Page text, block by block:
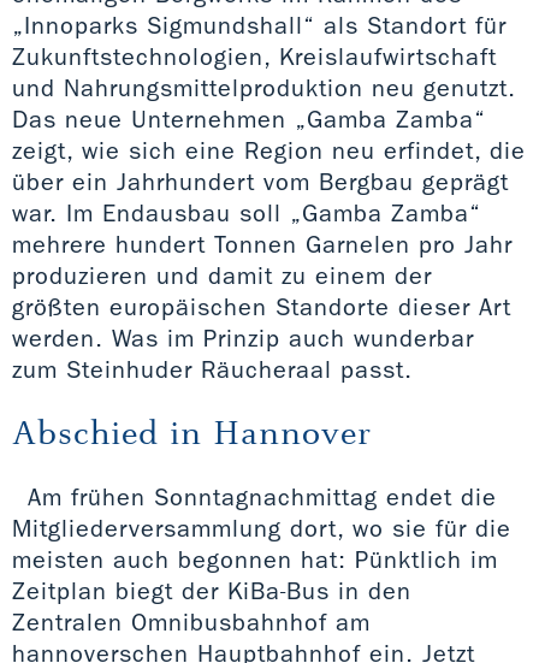
„Innoparks Sigmundshall“ als Standort für
Zukunftstechnologien, Kreislaufwirtschaft
und Nahrungsmittelproduktion neu genutzt.
Das neue Unternehmen „Gamba Zamba“
zeigt, wie sich eine Region neu erfindet, die
über ein Jahrhundert vom Bergbau geprägt
war. Im Endausbau soll „Gamba Zamba“
mehrere hundert Tonnen Garnelen pro Jahr
produzieren und damit zu einem der
größten europäischen Standorte dieser Art
werden. Was im Prinzip auch wunderbar
zum Steinhuder Räucheraal passt.
Abschied in Hannover
Am frühen Sonntagnachmittag endet die
Mitgliederversammlung dort, wo sie für die
meisten auch begonnen hat: Pünktlich im
Zeitplan biegt der KiBa-Bus in den
Zentralen Omnibusbahnhof am
hannoverschen Hauptbahnhof ein. Jetzt